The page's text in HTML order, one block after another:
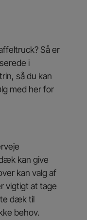
Så er
i
så du kan
med her for
kan give
kan valg af
vigtigt at tage
dæk til
behov.